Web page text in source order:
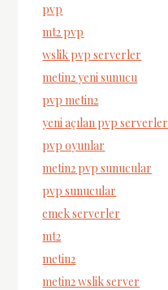
pvp
mt2 pvp
wslik pvp serverler
metin2 yeni sunucu
pvp metin2
yeni açılan pvp serverler
pvp oyunlar
metin2 pvp sunucular
pvp sunucular
emek serverler
mt2
metin2
metin2 wslik server